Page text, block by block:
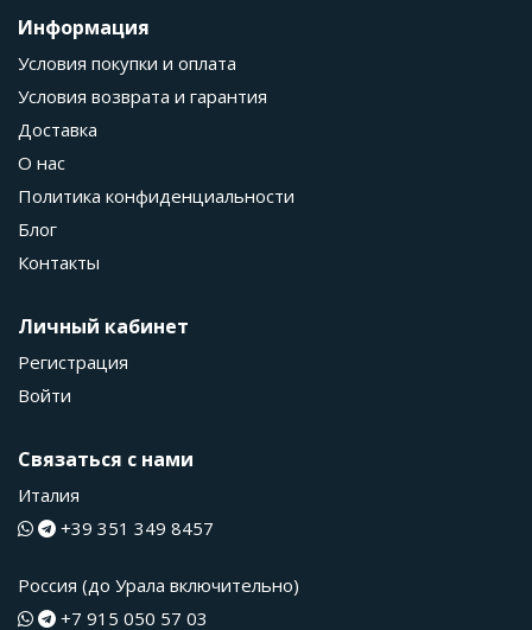
Информация
Условия покупки и оплата
Условия возврата и гарантия
Доставка
О нас
Политика конфиденциальности
Блог
Контакты
Личный кабинет
Регистрация
Войти
Связаться с нами
Италия
+39 351 349 8457
Россия (до Урала включительно)
+7 915 050 57 03